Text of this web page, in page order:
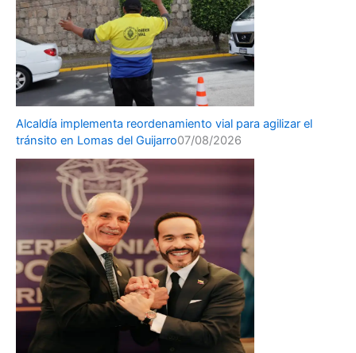
Alcaldía implementa reordenamiento vial para agilizar el
tránsito en Lomas del Guijarro07/08/2026